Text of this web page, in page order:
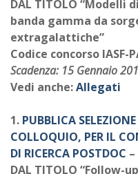
DAL TITOLO “Modelli
banda gamma da
extragalattiche”
Codice concorso IASF-
Scadenza: 15 Gennaio
Vedi anche:Allegati
1. PUBBLICA
COLLOQUIO, PER IL
DI RICERCA POSTDOC
DAL TITOLO “Follow-